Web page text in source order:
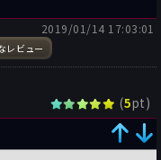
レビュー
2019/01/14 17:03:01
(5pt)